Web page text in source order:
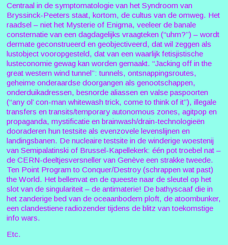
Centraal in de symptomatologie van het Syndroom van
Bryssinck-Peeters staat, kortom, de cultus van de omweg. Het
raadsel – niet het Mysterie of Enigma, veeleer de banale
consternatie van een dagdagelijks vraagteken (“uhm?”) – wordt
dermate geconstrueerd en geobjectiveerd, dat wil zeggen als
lustobject vooropgesteld, dat van een waarlijk fetisjistische
lusteconomie gewag kan worden gemaakt. “Jacking off in the
great western wind tunnel”: tunnels, ontsnappingsroutes,
geheime onderaardse doorgangen als genootschappen,
onderduikadressen, besnorde aliassen en valse paspoorten
(“any ol’ con-man whitewash trick, come to think of it”), illegale
transfers en transits/temporary autonomous zones, agitpop en
propaganda, mystificatie en brainwash/drain-technologieën
dooraderen hun testsite als evenzovele levenslijnen en
landingsbanen. De nucleaire testsite in de winderige woestenij
van Semipalatinski of Brussel-Kapellekerk: één pot troebel nat –
de CERN-deeltjesversneller van Genève een strakke tweede.
Ten Point Program to Conquer/Destroy (schrappen wat past)
the World. Het bellenvat en de queeste naar de sleutel op het
slot van de singulariteit – de antimaterie! De bathyscaaf die in
het zanderige bed van de oceaanbodem ploft, de atoombunker,
een clandestiene radiozender tijdens de blitz van toekomstige
info wars.
Etc.